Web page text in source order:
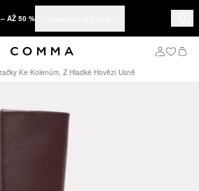
– AŽ 50 %
Ke Kolenům, Z Hladké Hovězí Usně